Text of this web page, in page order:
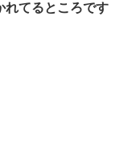
れてるところです